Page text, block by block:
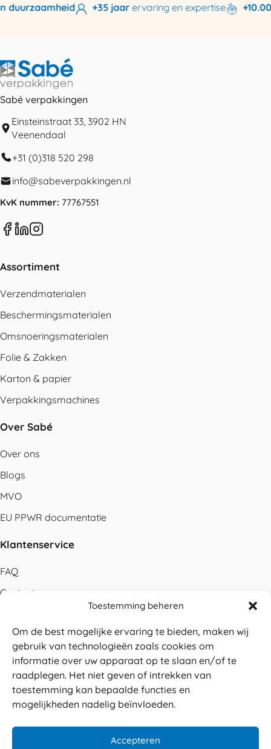
Toestemming beheren
Om de best mogelijke ervaring te bieden, maken wij
gebruik van technologieën zoals cookies om
informatie over uw apparaat op te slaan en/of te
raadplegen. Het niet geven of intrekken van
toestemming kan bepaalde functies en
mogelijkheden nadelig beïnvloeden.
Accepteren
+35 jaarervaring en expertise
Sabé verpakkingen
Einsteinstraat 33, 3902 HN
Veenendaal
+31 (0)318 520 298
info@sabeverpakkingen.nl
KvK nummer: 77767551
Assortiment
Verzendmaterialen
Beschermingsmaterialen
Omsnoeringsmaterialen
Folie & Zakken
Karton & papier
Verpakkingsmachines
Over Sabé
Over ons
Blogs
MVO
EU PPWR documentatie
Klantenservice
FAQ
Contact
Betalen
Levering
Retouren
Service en garantie